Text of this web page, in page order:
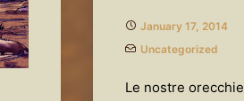
January 17, 2014
Uncategorized
Le nostre orecchie